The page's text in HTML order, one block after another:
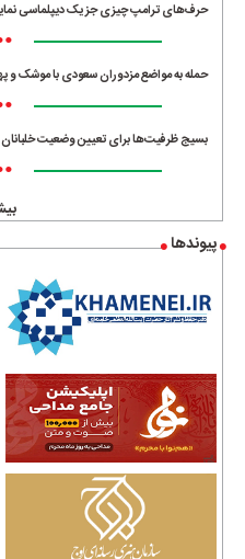
حرف‌های ترامپ چیزی جز یک دیپلماسی
حمله به مواضع مزدوران سعودی با موشک و
بسیج ظرفیت‌ها برای تعیین وضعیت
پیوندها